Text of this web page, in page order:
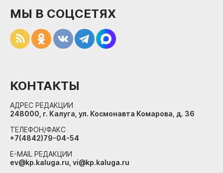
МЫ В СОЦСЕТЯХ
КОНТАКТЫ
АДРЕС РЕДАКЦИИ
248000, г. Калуга, ул. Космонавта Комарова, д. 36
ТЕЛЕФОН/ФАКС
+7(4842)79-04-54
E-MAIL РЕДАКЦИИ
ev@kp.kaluga.ru, vi@kp.kaluga.ru